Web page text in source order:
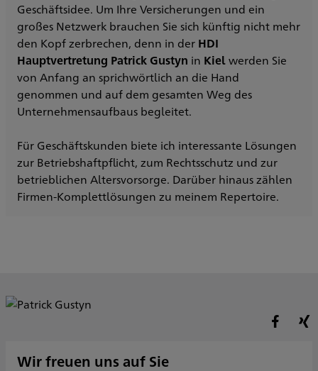
Geschäftsidee. Um Ihre Versicherungen und ein
großes Netzwerk brauchen Sie sich künftig nicht mehr
den Kopf zerbrechen, denn in der HDI
Hauptvertretung Patrick Gustyn in Kielwerden Sie
von Anfang an sprichwörtlich an die Hand
genommen und auf dem gesamten Weg des
Unternehmensaufbaus begleitet.
Für Geschäftskunden biete ich interessante Lösungen
zur Betriebshaftpflicht, zum Rechtsschutz und zur
betrieblichen Altersvorsorge. Darüber hinaus zählen
Firmen-Komplettlösungen zu meinem Repertoire.
Wir freuen uns auf Sie